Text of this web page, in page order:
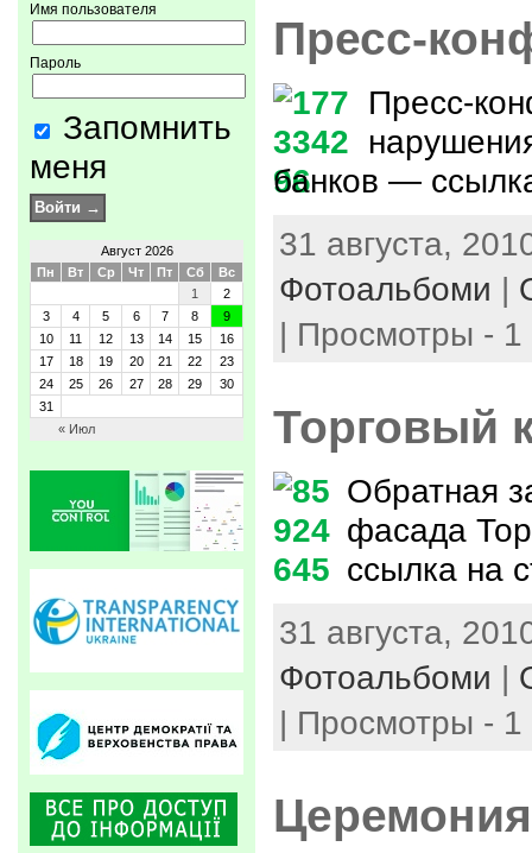
Имя пользователя
Пароль
Запомнить
меня
Август 2026
Пн
Вт Ср Чт Пт Сб Вс
« Июл
1
2
3
4 5 6 7 8
9
10
11 12 13 14 15
16
17
18 19 20 21 22
23
24
25 26 27 28 29
30
31
Пресс-
Пресс-
банков —
31 августа,
Фотоальбоми |
| Просмотры - 1
Торговый
Обратная
фасада
ссылка на
31 августа,
Фотоальбоми |
| Просмотры - 1